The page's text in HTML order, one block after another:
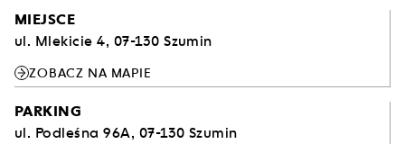
MIEJSCE
ul. Mlekicie 4, 07-130 Szumin
ZOBACZ NA MAPIE
PARKING
ul. Podleśna 96A, 07-130 Szumin